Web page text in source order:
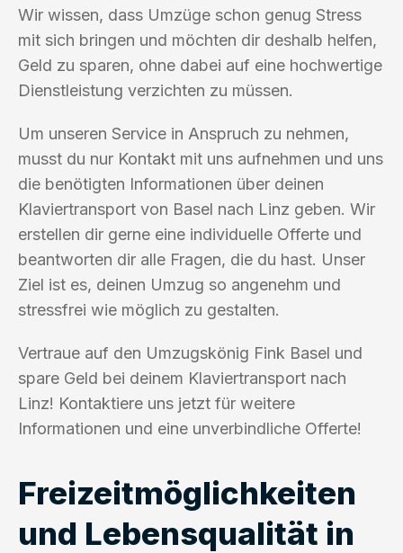
Wir wissen, dass Umzüge schon genug Stress
mit sich bringen und möchten dir deshalb helfen,
Geld zu sparen, ohne dabei auf eine hochwertige
Dienstleistung verzichten zu müssen.
Um unseren Service in Anspruch zu nehmen,
musst du nur Kontakt mit uns aufnehmen und uns
die benötigten Informationen über deinen
Klaviertransport von Basel nach Linz geben. Wir
erstellen dir gerne eine individuelle Offerte und
beantworten dir alle Fragen, die du hast. Unser
Ziel ist es, deinen Umzug so angenehm und
stressfrei wie möglich zu gestalten.
Vertraue auf den Umzugskönig Fink Basel und
spare Geld bei deinem Klaviertransport nach
Linz! Kontaktiere uns jetzt für weitere
Informationen und eine unverbindliche Offerte!
Freizeitmöglichkeiten
und Lebensqualität in